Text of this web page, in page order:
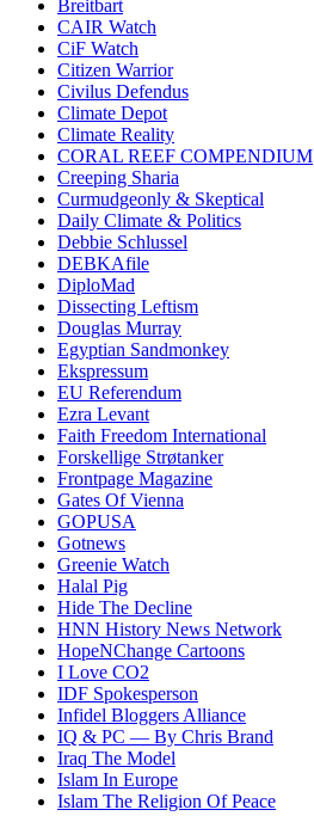
Breitbart
CAIR Watch
CiF Watch
Citizen Warrior
Civilus Defendus
Climate Depot
Climate Reality
CORAL REEF COMPENDIUM
Creeping Sharia
Curmudgeonly & Skeptical
Daily Climate & Politics
Debbie Schlussel
DEBKAfile
DiploMad
Dissecting Leftism
Douglas Murray
Egyptian Sandmonkey
Ekspressum
EU Referendum
Ezra Levant
Faith Freedom International
Forskellige Strøtanker
Frontpage Magazine
Gates Of Vienna
GOPUSA
Gotnews
Greenie Watch
Halal Pig
Hide The Decline
HNN History News Network
HopeNChange Cartoons
I Love CO2
IDF Spokesperson
Infidel Bloggers Alliance
IQ & PC — By Chris Brand
Iraq The Model
Islam In Europe
Islam The Religion Of Peace